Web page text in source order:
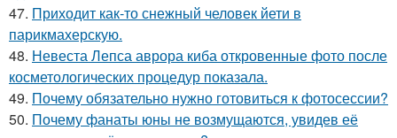
47. Приходит как-то снежный человек йети в
парикмахерскую.
48. Невеста Лепса аврора киба откровенные фото после
косметологических процедур показала.
49. Почему обязательно нужно готовиться к фотосессии?
50. Почему фанаты юны не возмущаются, увидев её